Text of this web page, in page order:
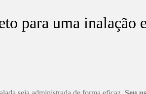
para uma inalação